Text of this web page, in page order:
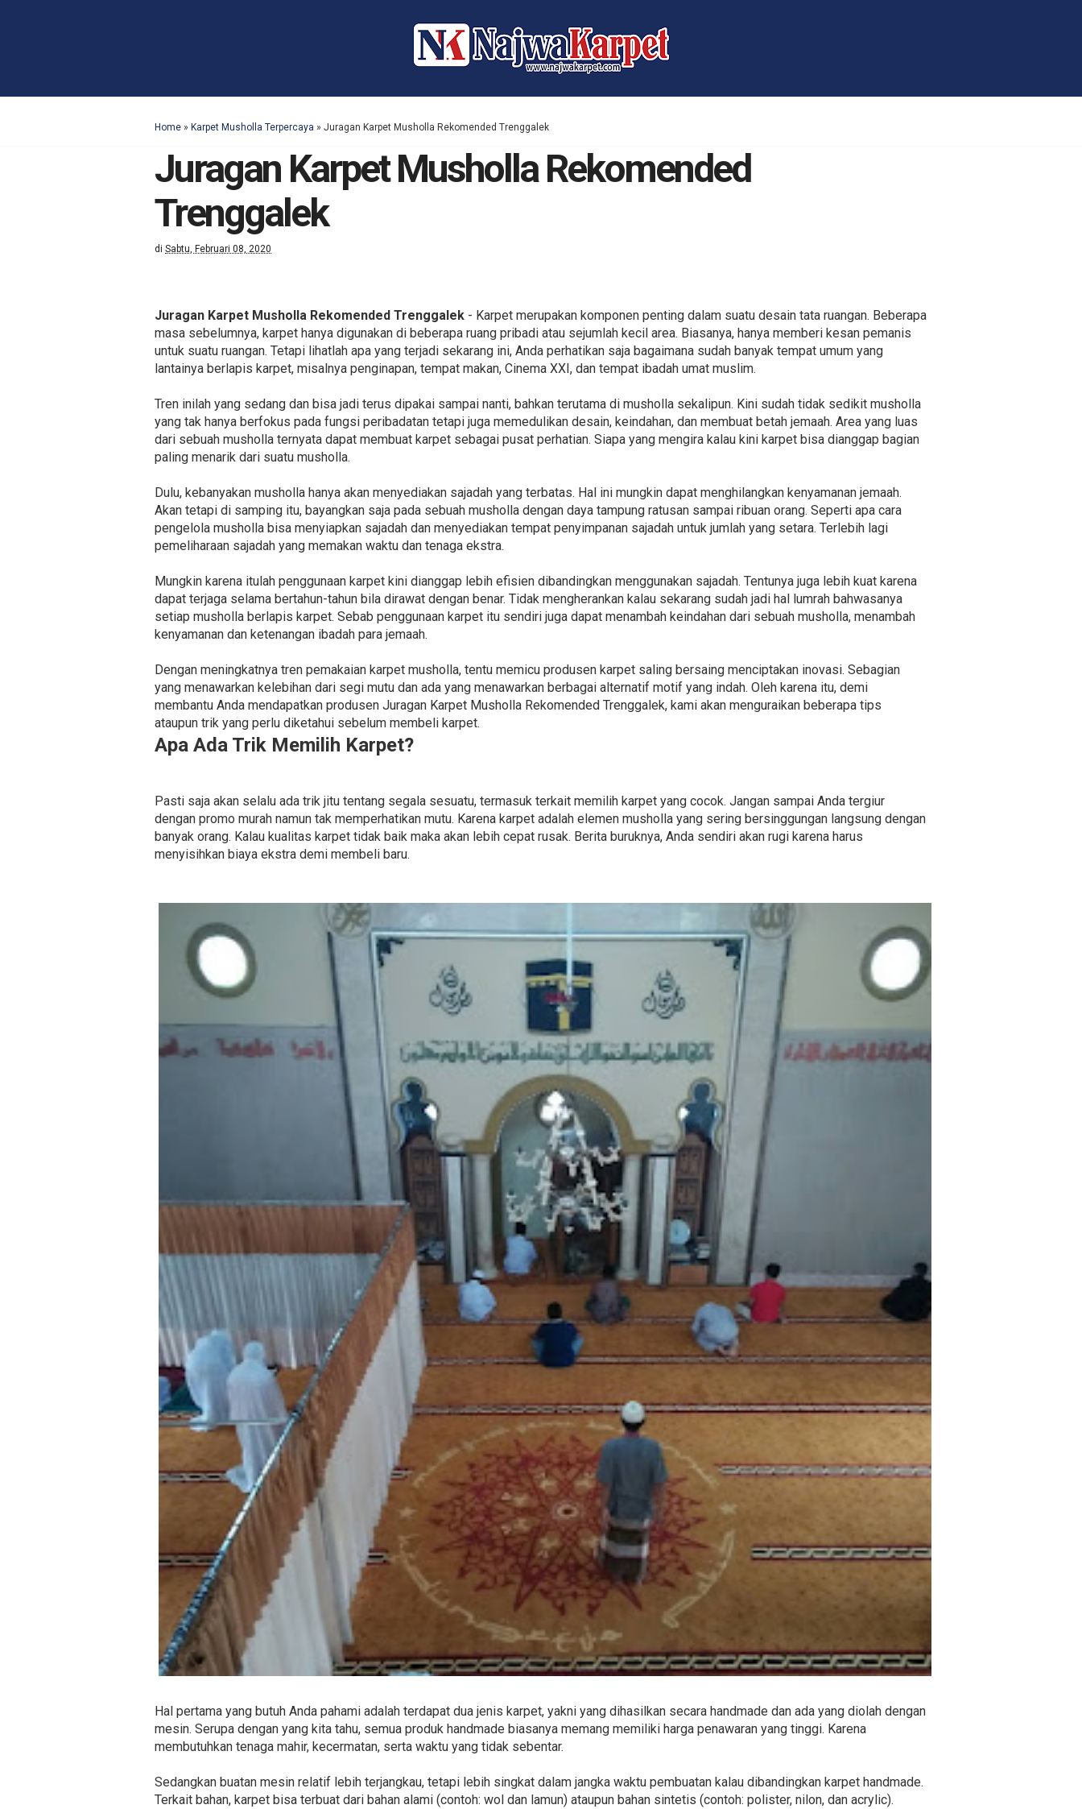
Home » Karpet Musholla Terpercaya » Juragan Karpet Musholla Rekomended Trenggalek
Juragan Karpet Musholla Rekomended
Trenggalek
di Sabtu, Februari 08, 2020
Juragan Karpet Musholla Rekomended Trenggalek - Karpet merupakan komponen penting dalam suatu desain tata ruangan. Beberapa
masa sebelumnya, karpet hanya digunakan di beberapa ruang pribadi atau sejumlah kecil area. Biasanya, hanya memberi kesan pemanis
untuk suatu ruangan. Tetapi lihatlah apa yang terjadi sekarang ini, Anda perhatikan saja bagaimana sudah banyak tempat umum yang
lantainya berlapis karpet, misalnya penginapan, tempat makan, Cinema XXI, dan tempat ibadah umat muslim.
Tren inilah yang sedang dan bisa jadi terus dipakai sampai nanti, bahkan terutama di musholla sekalipun. Kini sudah tidak sedikit musholla
yang tak hanya berfokus pada fungsi peribadatan tetapi juga memedulikan desain, keindahan, dan membuat betah jemaah. Area yang luas
dari sebuah musholla ternyata dapat membuat karpet sebagai pusat perhatian. Siapa yang mengira kalau kini karpet bisa dianggap bagian
paling menarik dari suatu musholla.
Dulu, kebanyakan musholla hanya akan menyediakan sajadah yang terbatas. Hal ini mungkin dapat menghilangkan kenyamanan jemaah.
Akan tetapi di samping itu, bayangkan saja pada sebuah musholla dengan daya tampung ratusan sampai ribuan orang. Seperti apa cara
pengelola musholla bisa menyiapkan sajadah dan menyediakan tempat penyimpanan sajadah untuk jumlah yang setara. Terlebih lagi
pemeliharaan sajadah yang memakan waktu dan tenaga ekstra.
Mungkin karena itulah penggunaan karpet kini dianggap lebih efisien dibandingkan menggunakan sajadah. Tentunya juga lebih kuat karena
dapat terjaga selama bertahun-tahun bila dirawat dengan benar. Tidak mengherankan kalau sekarang sudah jadi hal lumrah bahwasanya
setiap musholla berlapis karpet. Sebab penggunaan karpet itu sendiri juga dapat menambah keindahan dari sebuah musholla, menambah
kenyamanan dan ketenangan ibadah para jemaah.
Dengan meningkatnya tren pemakaian karpet musholla, tentu memicu produsen karpet saling bersaing menciptakan inovasi. Sebagian
yang menawarkan kelebihan dari segi mutu dan ada yang menawarkan berbagai alternatif motif yang indah. Oleh karena itu, demi
membantu Anda mendapatkan produsen Juragan Karpet Musholla Rekomended Trenggalek, kami akan menguraikan beberapa tips
ataupun trik yang perlu diketahui sebelum membeli karpet.
Apa Ada Trik Memilih Karpet?
Pasti saja akan selalu ada trik jitu tentang segala sesuatu, termasuk terkait memilih karpet yang cocok. Jangan sampai Anda tergiur
dengan promo murah namun tak memperhatikan mutu. Karena karpet adalah elemen musholla yang sering bersinggungan langsung dengan
banyak orang. Kalau kualitas karpet tidak baik maka akan lebih cepat rusak. Berita buruknya, Anda sendiri akan rugi karena harus
menyisihkan biaya ekstra demi membeli baru.
Hal pertama yang butuh Anda pahami adalah terdapat dua jenis karpet, yakni yang dihasilkan secara handmade dan ada yang diolah dengan
mesin. Serupa dengan yang kita tahu, semua produk handmade biasanya memang memiliki harga penawaran yang tinggi. Karena
membutuhkan tenaga mahir, kecermatan, serta waktu yang tidak sebentar.
Sedangkan buatan mesin relatif lebih terjangkau, tetapi lebih singkat dalam jangka waktu pembuatan kalau dibandingkan karpet handmade.
Terkait bahan, karpet bisa terbuat dari bahan alami (contoh: wol dan lamun) ataupun bahan sintetis (contoh: polister, nilon, dan acrylic).